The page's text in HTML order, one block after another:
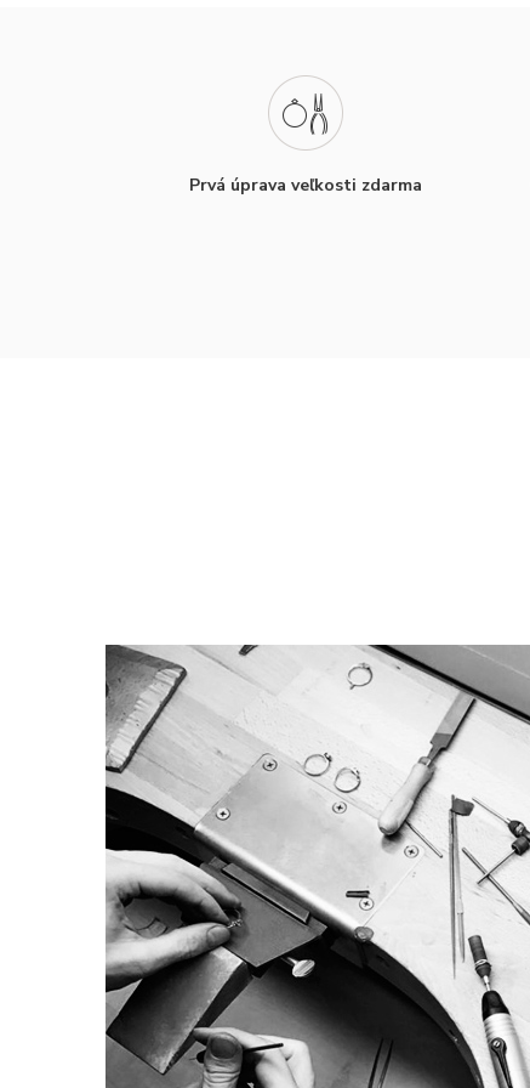
Prvá úprava veľkosti zdarma